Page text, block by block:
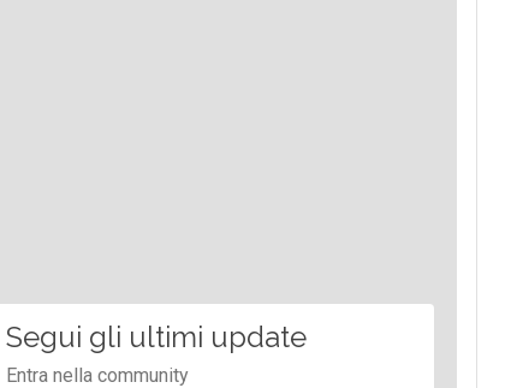
Segui gli ultimi update
Entra nella community